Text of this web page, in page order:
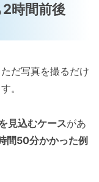
時間前後
だ写真を撮るだけ
。
見込むケースがあ
間50分かかった例